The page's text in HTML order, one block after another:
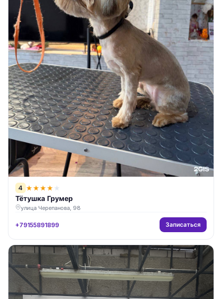
4 ★★★★ ★
Тётушка Грумер
улица Черепанова, 98
+79155891899 Записаться